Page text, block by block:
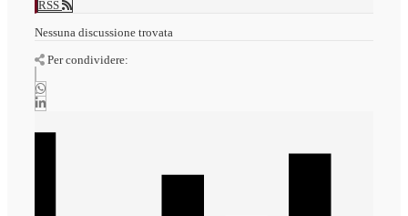
RSS
Nessuna discussione trovata
Per condividere: